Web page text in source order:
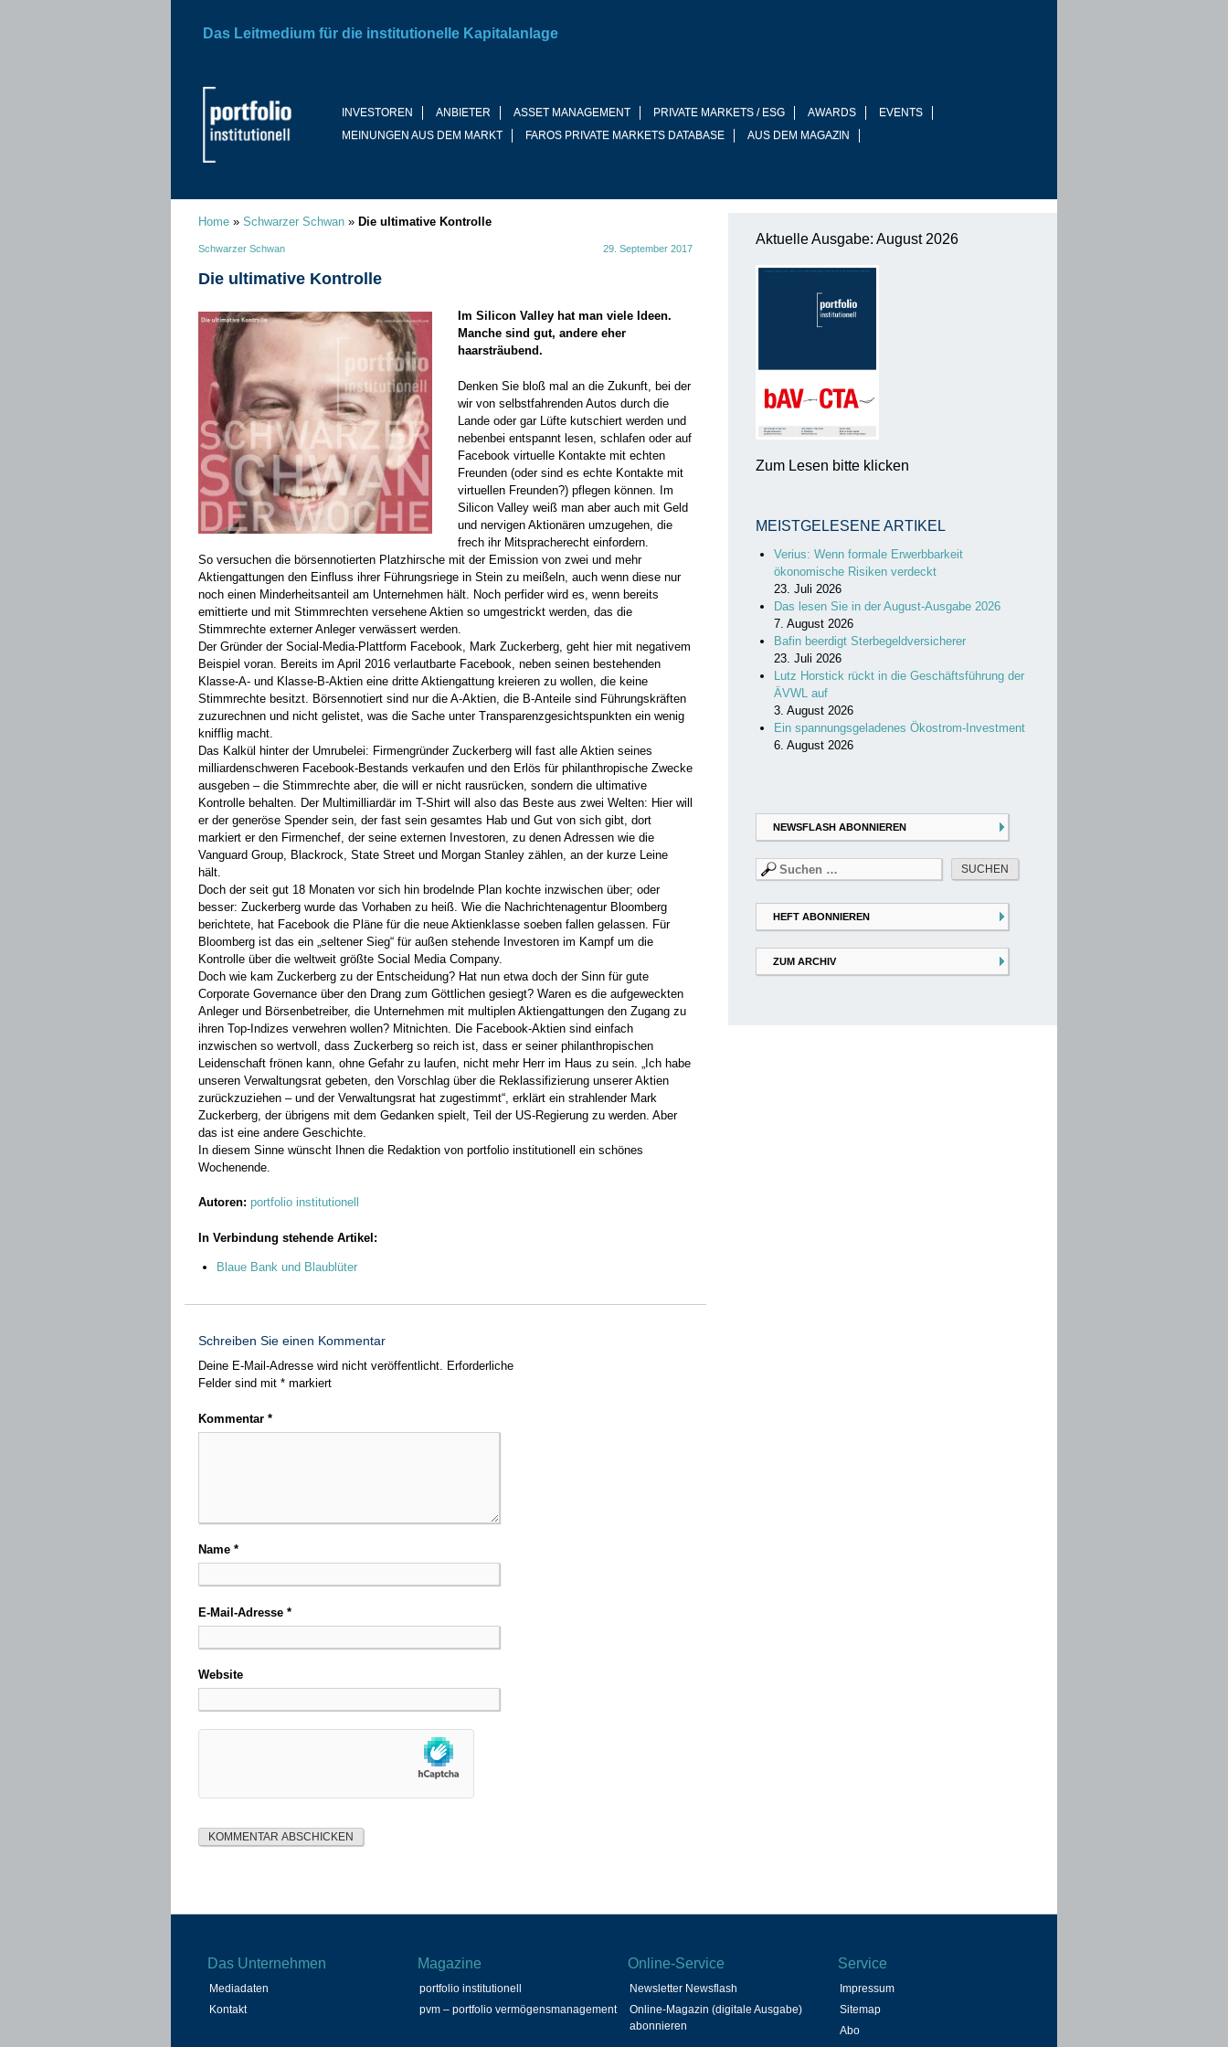
INVESTOREN ANBIETER ASSET MANAGEMENT PRIVATE MARKETS / ESG AWARDS
EVENTS
MEINUNGEN AUS DEM MARKT
FAROS PRIVATE MARKETS DATABASE AUS DEM MAGAZIN
Das Leitmedium für die institutionelle Kapitalanlage
Home » Schwarzer Schwan » Die ultimative Kontrolle
Schwarzer Schwan 29. September 2017
Die ultimative Kontrolle
Im Silicon Valley hat man viele Ideen.
Manche sind gut, andere eher
haarsträubend.
Denken Sie bloß mal an die Zukunft, bei der
wir von selbstfahrenden Autos durch die
Lande oder gar Lüfte kutschiert werden und
nebenbei entspannt lesen, schlafen oder auf
Facebook virtuelle Kontakte mit echten
Freunden (oder sind es echte Kontakte mit
virtuellen Freunden?) pflegen können. Im
Silicon Valley weiß man aber auch mit Geld
und nervigen Aktionären umzugehen, die
frech ihr Mitspracherecht einfordern.
So versuchen die börsennotierten Platzhirsche mit der Emission von zwei und mehr
Aktiengattungen den Einfluss ihrer Führungsriege in Stein zu meißeln, auch wenn diese nur
noch einen Minderheitsanteil am Unternehmen hält. Noch perfider wird es, wenn bereits
emittierte und mit Stimmrechten versehene Aktien so umgestrickt werden, das die
Stimmrechte externer Anleger verwässert werden.
Der Gründer der Social-Media-Plattform Facebook, Mark Zuckerberg, geht hier mit negativem
Beispiel voran. Bereits im April 2016 verlautbarte Facebook, neben seinen bestehenden
Klasse-A- und Klasse-B-Aktien eine dritte Aktiengattung kreieren zu wollen, die keine
Stimmrechte besitzt. Börsennotiert sind nur die A-Aktien, die B-Anteile sind Führungskräften
zuzurechnen und nicht gelistet, was die Sache unter Transparenzgesichtspunkten ein wenig
knifflig macht.
Das Kalkül hinter der Umrubelei: Firmengründer Zuckerberg will fast alle Aktien seines
milliardenschweren Facebook-Bestands verkaufen und den Erlös für philanthropische Zwecke
ausgeben – die Stimmrechte aber, die will er nicht rausrücken, sondern die ultimative
Kontrolle behalten. Der Multimilliardär im T-Shirt will also das Beste aus zwei Welten: Hier will
er der generöse Spender sein, der fast sein gesamtes Hab und Gut von sich gibt, dort
markiert er den Firmenchef, der seine externen Investoren, zu denen Adressen wie die
Vanguard Group, Blackrock, State Street und Morgan Stanley zählen, an der kurze Leine
hält.
Doch der seit gut 18 Monaten vor sich hin brodelnde Plan kochte inzwischen über; oder
besser: Zuckerberg wurde das Vorhaben zu heiß. Wie die Nachrichtenagentur Bloomberg
berichtete, hat Facebook die Pläne für die neue Aktienklasse soeben fallen gelassen. Für
Bloomberg ist das ein „seltener Sieg“ für außen stehende Investoren im Kampf um die
Kontrolle über die weltweit größte Social Media Company.
Doch wie kam Zuckerberg zu der Entscheidung? Hat nun etwa doch der Sinn für gute
Corporate Governance über den Drang zum Göttlichen gesiegt? Waren es die aufgeweckten
Anleger und Börsenbetreiber, die Unternehmen mit multiplen Aktiengattungen den Zugang zu
ihren Top-Indizes verwehren wollen? Mitnichten. Die Facebook-Aktien sind einfach
inzwischen so wertvoll, dass Zuckerberg so reich ist, dass er seiner philanthropischen
Leidenschaft frönen kann, ohne Gefahr zu laufen, nicht mehr Herr im Haus zu sein. „Ich habe
unseren Verwaltungsrat gebeten, den Vorschlag über die Reklassifizierung unserer Aktien
zurückzuziehen – und der Verwaltungsrat hat zugestimmt“, erklärt ein strahlender Mark
Zuckerberg, der übrigens mit dem Gedanken spielt, Teil der US-Regierung zu werden. Aber
das ist eine andere Geschichte.
In diesem Sinne wünscht Ihnen die Redaktion von portfolio institutionell ein schönes
Wochenende.
Autoren: portfolio institutionell
In Verbindung stehende Artikel:
Blaue Bank und Blaublüter
Schreiben Sie einen Kommentar
Deine E-Mail-Adresse wird nicht veröffentlicht. Erforderliche
Felder sind mit * markiert
Kommentar *
Name *
E-Mail-Adresse *
Website
Aktuelle Ausgabe: August 2026
Zum Lesen bitte klicken
MEISTGELESENE ARTIKEL
Verius: Wenn formale Erwerbbarkeit
ökonomische Risiken verdeckt
23. Juli 2026
Das lesen Sie in der August-Ausgabe 2026
7. August 2026
Bafin beerdigt Sterbegeldversicherer
23. Juli 2026
Lutz Horstick rückt in die Geschäftsführung der
ÄVWL auf
3. August 2026
Ein spannungsgeladenes Ökostrom-Investment
6. August 2026
NEWSFLASH ABONNIEREN
Suchen
nach:
HEFT ABONNIEREN
ZUM ARCHIV
Das Unternehmen
Mediadaten
Kontakt
Magazine
portfolio institutionell
pvm – portfolio vermögensmanagement
Online-Service
Newsletter Newsflash
Online-Magazin (digitale Ausgabe)
abonnieren
Service
Impressum
Sitemap
Abo